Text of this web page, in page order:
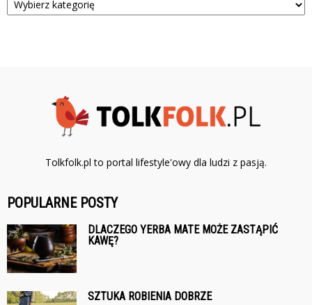
Tolkfolk.pl to portal lifestyle'owy dla ludzi z pasją.
POPULARNE POSTY
DLACZEGO YERBA MATE MOŻE ZASTĄPIĆ
KAWĘ?
SZTUKA ROBIENIA DOBRZE